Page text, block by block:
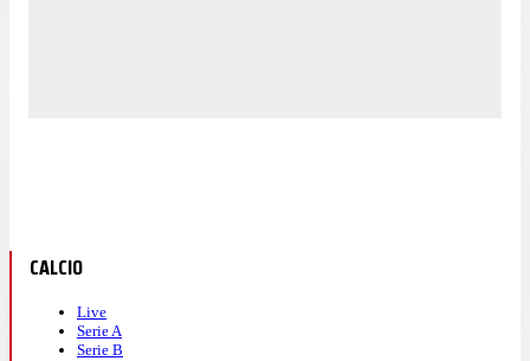
CALCIO
Live
Serie A
Serie B